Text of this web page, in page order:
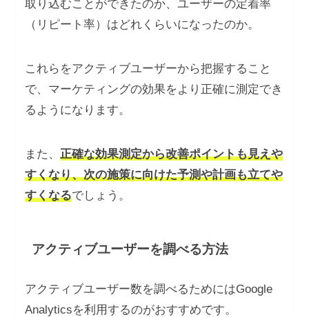
取り込むことができたのか、ユーザーの定着率
（リピート率）はどれくらいになったのか。
これらをアクティブユーザーから把握すること
で、マーケティングの効果をより正確に測定でき
るようになります。
また、 正確な効果測定から改善ポイントも見えや
すくなり、次の施策に向けた予測や計画も立てや
すくなるでしょう。
アクティブユーザーを調べる方法
アクティブユーザー数を調べるためにはGoogle
Analyticsを利用するのがおすすめです。